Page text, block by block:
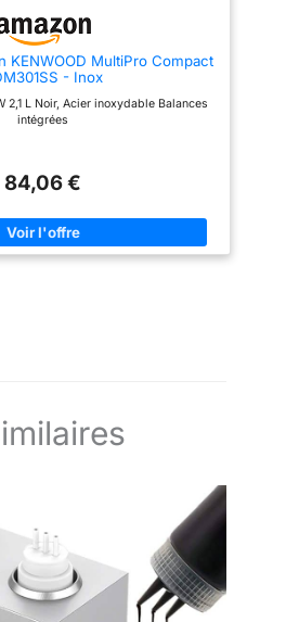
KENWOOD MultiPro Compact
- Inox
2,1 L Noir, Acier inoxydable Balances
intégrées
84,06 €